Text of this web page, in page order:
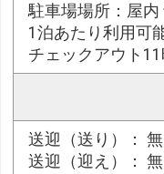
駐車場場所：屋内
1泊あたり利用可
チェックアウト
送迎（送り）： 無
送迎（迎え）： 無